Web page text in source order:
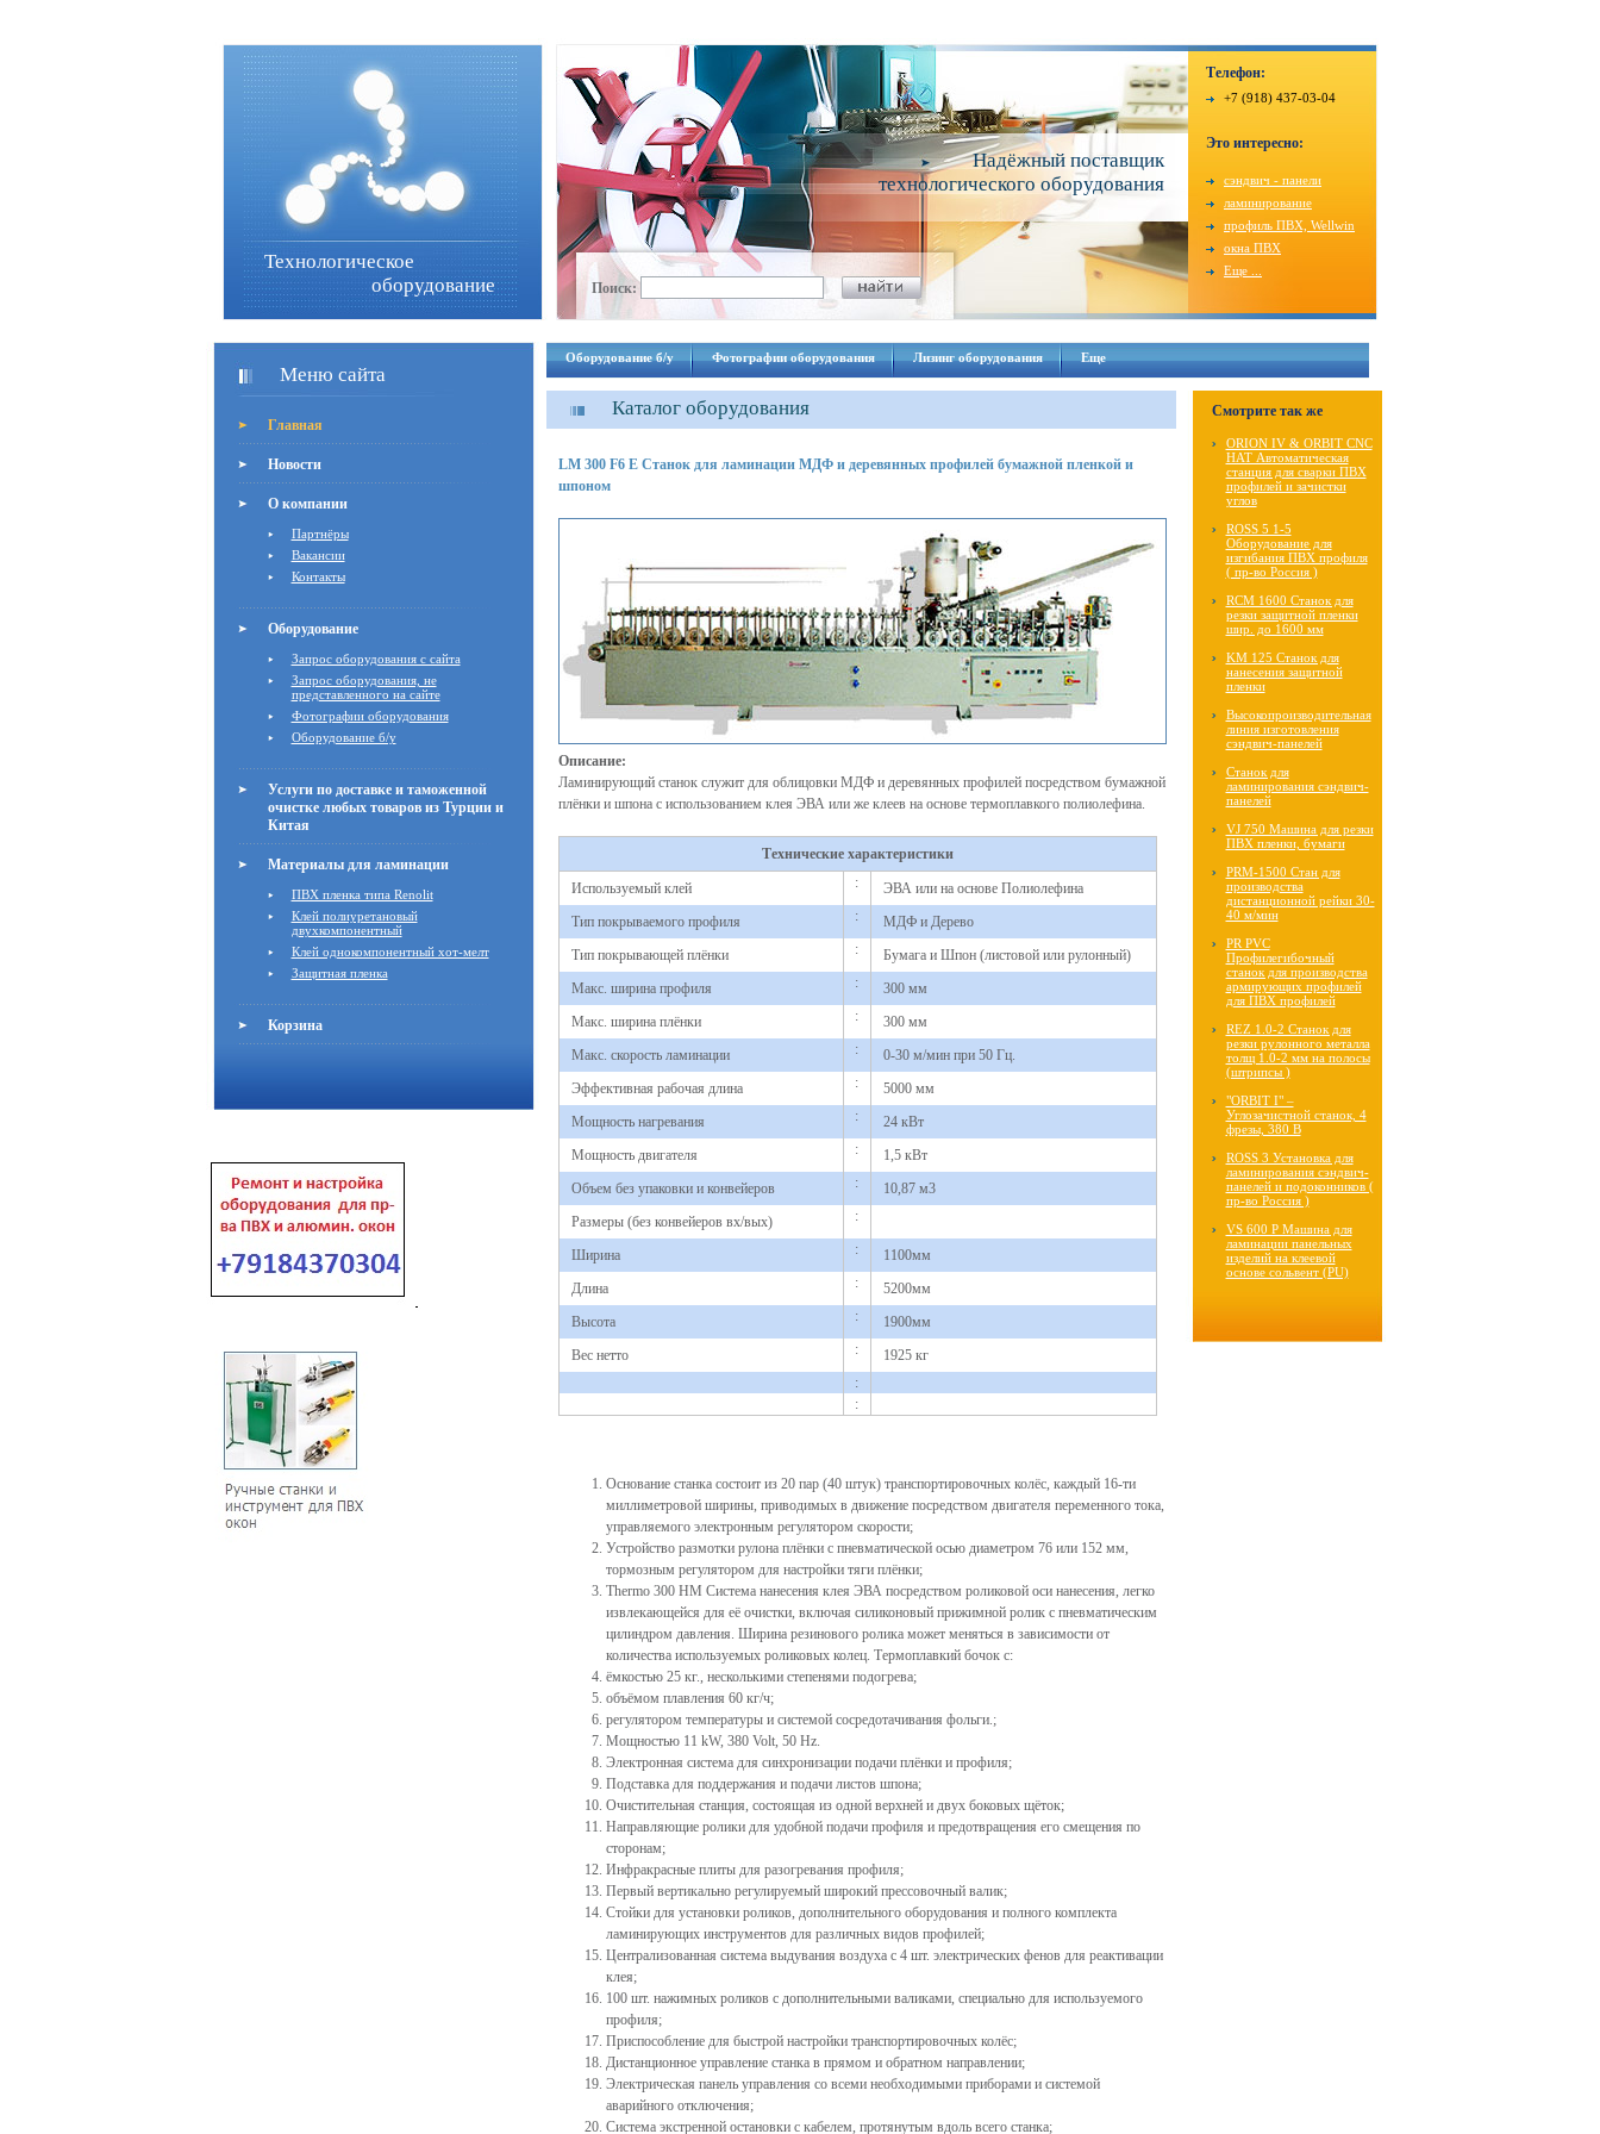
Технологическое
оборудование
Надёжный поставщик
технологического оборудования
Поиск:
Телефон:
+7 (918) 437-03-04
Это интересно:
сэндвич - панели
ламинирование
профиль ПВХ, Wellwin
окна ПВХ
Еще ...
Меню сайта
Главная
Новости
О компании
Партнёры
Вакансии
Контакты
Оборудование
Запрос оборудования с сайта
Запрос оборудования, не
представленного на сайте
Фотографии оборудования
Оборудование б/у
Услуги по доставке и таможенной
очистке любых товаров из Турции и
Китая
Материалы для ламинации
ПВХ пленка типа Renolit
Клей полиуретановый
двухкомпонентный
Клей однокомпонентный хот-мелт
Защитная пленка
Корзина
Оборудование б/у Фотографии оборудования Лизинг оборудования Еще
Каталог оборудования Смотрите так же
LM 300 F6 E Cтанок для ламинации МДФ и деревянных профилей бумажной пленкой и
шпоном
Описание:
Ламинирующий станок служит для облицовки МДФ и деревянных профилей посредством бумажной
плёнки и шпона с использованием клея ЭВА или же клеев на основе термоплавкого полиолефина.
Технические характеристики
Используемый клей :
ЭВА или на основе Полиолефина
Тип покрываемого профиля
:
МДФ и Дерево
Тип покрывающей плёнки
:
Бумага и Шпон (листовой или рулонный)
Макс. ширина профиля
:
300 мм
Макс. ширина плёнки
:
300 мм
Макс. скорость ламинации
:
0-30 м/мин при 50 Гц.
Эффективная рабочая длина
:
5000 мм
Мощность нагревания
:
24 кВт
Мощность двигателя
:
1,5 кВт
Объем без упаковки и конвейеров
:
10,87 м3
Размеры (без конвейеров вх/вых)
:
Ширина :
1100мм
Длина
:
5200мм
Высота
:
1900мм
Вес нетто
:
1925 кг
:
:
Основание станка состоит из 20 пар (40 штук) транспортировочных колёс, каждый 16-ти
миллиметровой ширины, приводимых в движение посредством двигателя переменного тока,
управляемого электронным регулятором скорости;
Устройство размотки рулона плёнки с пневматической осью диаметром 76 или 152 мм,
тормозным регулятором для настройки тяги плёнки;
Thermo 300 HM Система нанесения клея ЭВА посредством роликовой оси нанесения, легко
извлекающейся для её очистки, включая силиконовый прижимной ролик с пневматическим
цилиндром давления. Ширина резинового ролика может меняться в зависимости от
количества используемых роликовых колец. Термоплавкий бочок с:
ёмкостью 25 кг., несколькими степенями подогрева;
объёмом плавления 60 кг/ч;
регулятором температуры и системой сосредотачивания фольги.;
Мощностью 11 kW, 380 Volt, 50 Hz.
Электронная система для синхронизации подачи плёнки и профиля;
Подставка для поддержания и подачи листов шпона;
Oчистительная станция, состоящая из одной верхней и двух боковых щёток;
Направляющие ролики для удобной подачи профиля и предотвращения его смещения по
сторонам;
Инфракрасные плиты для разогревания профиля;
Первый вертикально регулируемый широкий прессовочный валик;
Стойки для установки роликов, дополнительного оборудования и полного комплекта
ламинирующих инструментов для различных видов профилей;
Централизованная система выдувания воздуха с 4 шт. электрических фенов для реактивации
клея;
100 шт. нажимных роликов с дополнительными валиками, специально для используемого
профиля;
Приспособление для быстрой настройки транспортировочных колёс;
Дистанционное управление станка в прямом и обратном направлении;
Электрическая панель управления со всеми необходимыми приборами и системой
аварийного отключения;
Система экстренной остановки с кабелем, протянутым вдоль всего станка;
ORION IV & ORBIT CNC
HAT Автоматическая
станция для сварки ПВХ
профилей и зачистки
углов
ROSS 5 1-5
Оборудование для
изгибания ПВХ профиля
( пр-во Россия )
RCM 1600 Cтанок для
резки защитной пленки
шир. до 1600 мм
KM 125 Cтанок для
нанесения защитной
пленки
Высокопроизводительная
линия изготовления
сэндвич-панелей
Станок для
ламинирования сэндвич-
панелей
VJ 750 Машина для резки
ПВХ пленки, бумаги
PRM-1500 Стан для
производства
дистанционной рейки 30-
40 м/мин
PR PVC
Профилегибочный
станок для производства
армирующих профилей
для ПВХ профилей
REZ 1.0-2 Cтанок для
резки рулонного металла
толщ 1.0-2 мм на полосы
(штрипсы )
"ORBIT I" –
Углозачистной станок, 4
фрезы, 380 В
ROSS 3 Установка для
ламинирования сэндвич-
панелей и подоконников (
пр-во Россия )
VS 600 P Машина для
ламинации панельных
изделий на клеевой
основе сольвент (PU)